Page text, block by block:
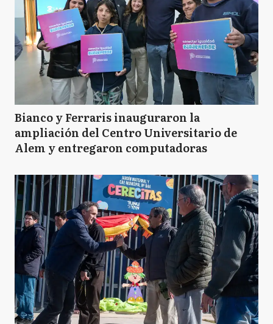
Bianco y Ferraris inauguraron la
ampliación del Centro Universitario de
Alem y entregaron computadoras